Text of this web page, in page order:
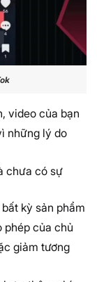
video của bạn
những lý do
chưa có sự
kỳ sản phẩm
phép của chủ
giảm tương